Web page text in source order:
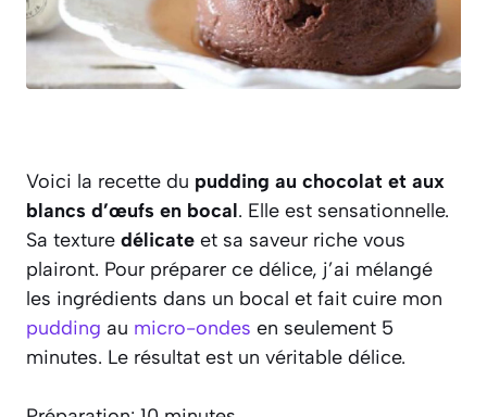
Voici la recette du pudding au chocolat et aux
blancs d’œufs en bocal. Elle est sensationnelle.
Sa texture délicate et sa saveur riche vous
plairont. Pour préparer ce délice, j’ai mélangé
les ingrédients dans un bocal et fait cuire mon
pudding au micro-ondes en seulement 5
minutes. Le résultat est un véritable délice.